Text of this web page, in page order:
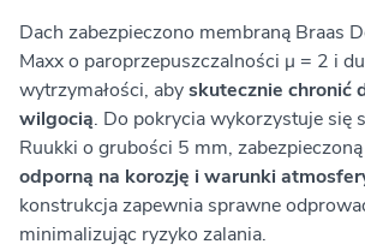
Dach zabezpieczono membraną Braas
Maxx o paroprzepuszczalności μ = 2 i
wytrzymałości, abyskutecznie chronić
wilgocią. Do pokrycia wykorzystuje się
Ruukki o grubości 5 mm,
odporną na korozję i warunki
konstrukcja zapewnia sprawne
minimalizując ryzyko zalania.